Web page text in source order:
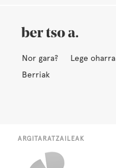
Nor gara? Lege oharra
Berriak
ARGITARATZAILEAK